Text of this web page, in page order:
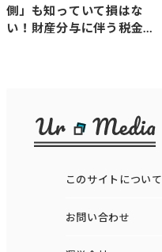
側」も知っていて損はな
い！財産分与に伴う税金の
このサイトについて
お問い合わせ